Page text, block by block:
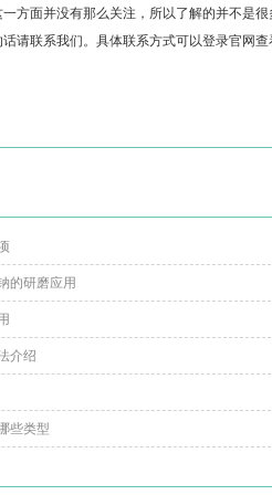
方面并没有那么关注，所以了解的并不是
请联系我们。具体联系方式可以登录官网查
的研磨应用
介绍
些类型